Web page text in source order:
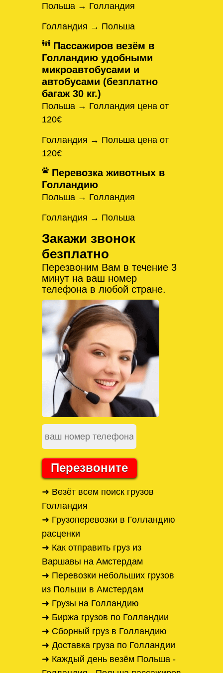
Польша → Голландия
Голландия → Польша
Пассажиров везём в
Голландию удобными
микроавтобусами и
автобусами (безплатно
багаж 30 кг.)
Польша → Голландия цена от
120€
Голландия → Польша цена от
120€
Перевозка животных в
Голландию
Польша → Голландия
Голландия → Польша
Закажи звонок
безплатно
Перезвоним Вам в течение 3
минут на ваш номер
телефона в любой стране.
Перезвоните
➜ Везёт всем поиск грузов
Голландия
➜ Грузоперевозки в Голландию
расценки
➜ Как отправить груз из
Варшавы на Амстердам
➜ Перевозки небольших грузов
из Польши в Амстердам
➜ Грузы на Голландию
➜ Биржа грузов по Голландии
➜ Сборный груз в Голландию
➜ Доставка груза по Голландии
➜ Каждый день везём Польша -